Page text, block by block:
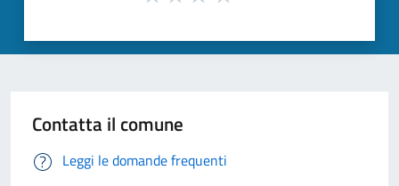
Contatta il comune
Leggi le domande frequenti